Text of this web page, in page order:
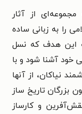
از آثار
را به زبانی ساده
این هدف که نسل
خود آشنا شود و با
نیاکان، از آنها
بزرگان تاریخ ساز
و کارساز